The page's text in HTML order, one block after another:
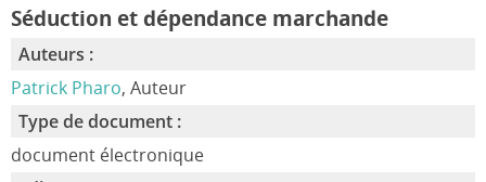
Séduction et dépendance marchande
Auteurs :
Patrick Pharo, Auteur
Type de document :
document électronique